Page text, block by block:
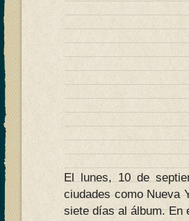
El lunes, 10 de
ciudades como Nueva
siete días al álbum. En